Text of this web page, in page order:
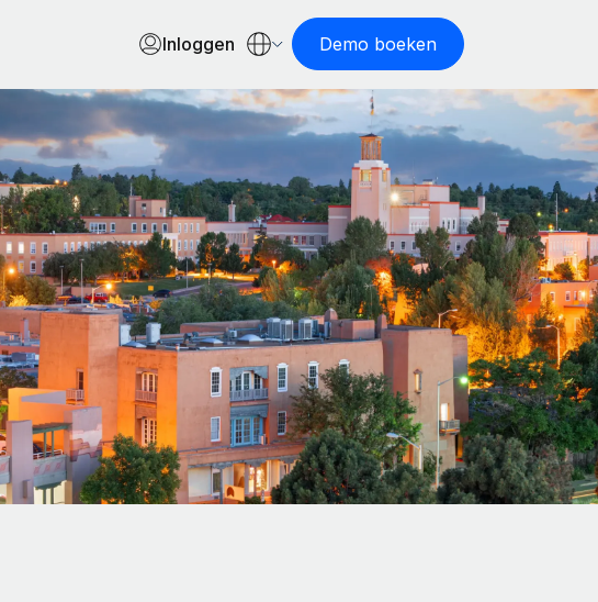
Inloggen Demo boeken